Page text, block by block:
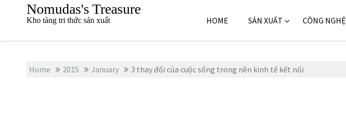
p
Nomudas's Treasure
Kho tàng tri thức sản xuất HOME SẢN XUẤT CÔNG NGHỆ
Home 2015 January 3 thay đổi của cuộc sống trong nền kinh tế kết nối